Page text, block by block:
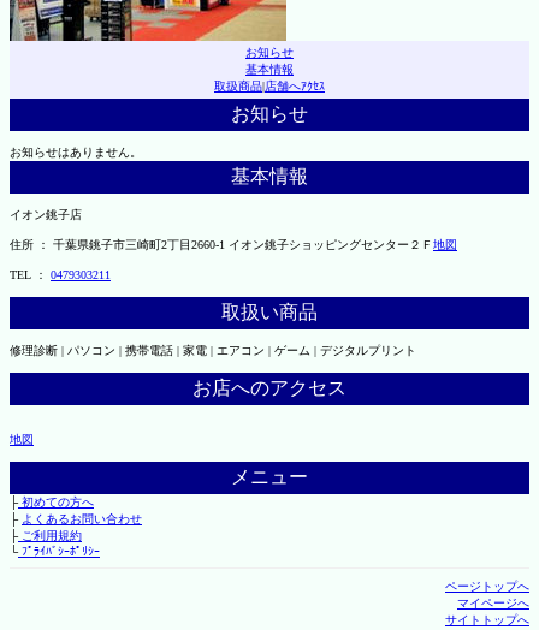
お知らせ
基本情報
取扱商品|店舗へｱｸｾｽ
お知らせ
お知らせはありません。
基本情報
イオン銚子店
住所 ： 千葉県銚子市三崎町2丁目2660-1 イオン銚子ショッピングセンター２Ｆ 地図
TEL ： 0479303211
取扱い商品
修理診断 | パソコン | 携帯電話 | 家電 | エアコン | ゲーム | デジタルプリント
お店へのアクセス
地図
メニュー
├初めての方へ
├ よくあるお問い合わせ
├ご利用規約
└ﾌﾟﾗｲﾊﾞｼｰﾎﾟﾘｼｰ
ページトップへ
マイページへ
サイトトップへ